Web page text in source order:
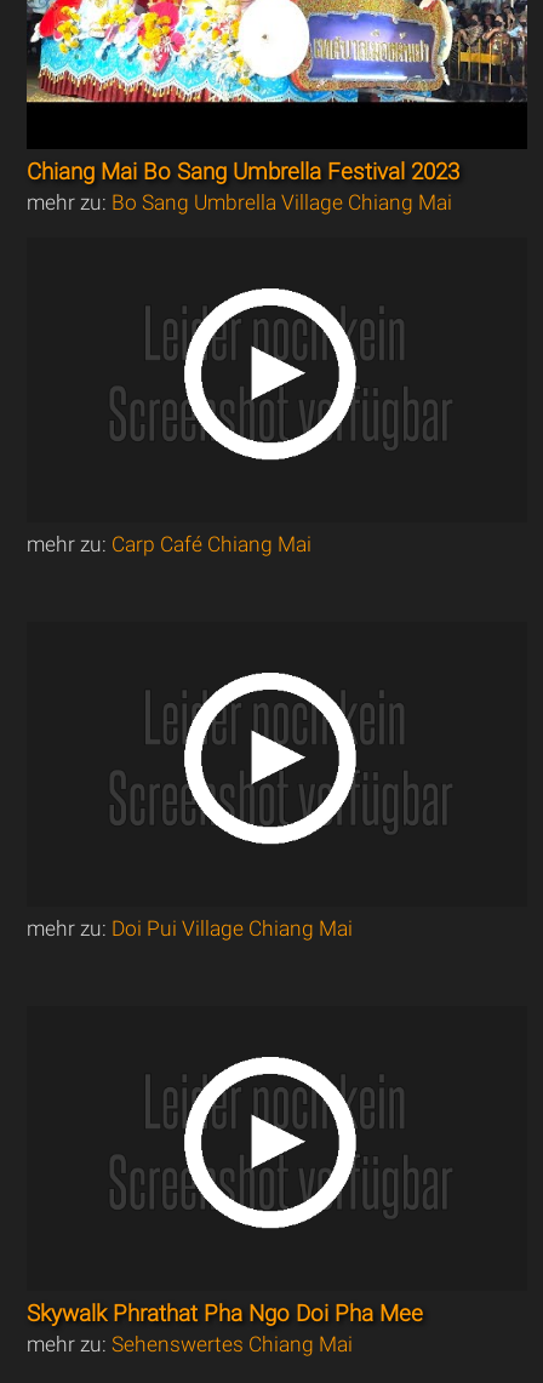
Chiang Mai Bo Sang Umbrella Festival 2023
mehr zu: Bo Sang Umbrella Village Chiang Mai
mehr zu: Carp Café Chiang Mai
mehr zu: Doi Pui Village Chiang Mai
Skywalk Phrathat Pha Ngo Doi Pha Mee
mehr zu:Sehenswertes Chiang Mai